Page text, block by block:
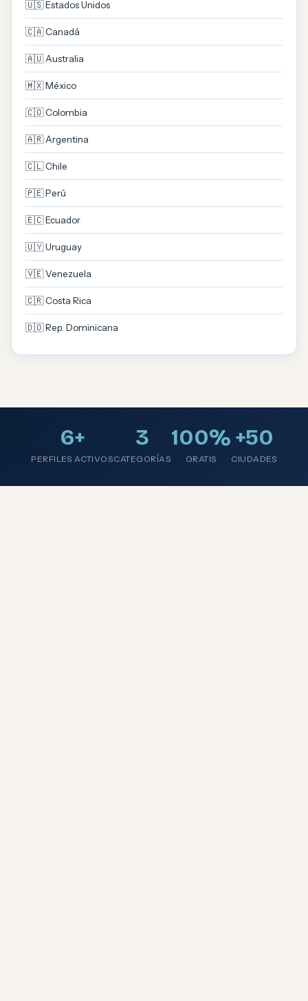
🇺🇸 Estados Unidos
🇨🇦 Canadá
🇦🇺 Australia
🇲🇽 México
🇨🇴 Colombia
🇦🇷 Argentina
🇨🇱 Chile
🇵🇪 Perú
🇪🇨 Ecuador
🇺🇾 Uruguay
🇻🇪 Venezuela
🇨🇷 Costa Rica
🇩🇴 Rep. Dominicana
6+
PERFILES ACTIVOS
3
CATEGORÍAS
100%
GRATIS
+50
CIUDADES